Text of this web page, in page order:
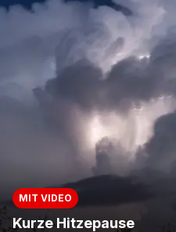
MIT VIDEO
Kurze Hitzepause